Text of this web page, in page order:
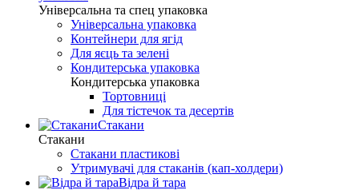
Універсальна та спец упаковка
Універсальна упаковка
Контейнери для ягід
Для яєць та зелені
Кондитерська упаковка
Кондитерська упаковка
Тортовниці
Для тістечок та десертів
Стакани
Стакани
Стакани пластикові
Утримувачі для стаканів (кап-холдери)
Відра й тара